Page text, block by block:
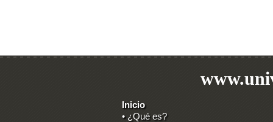
Inicio
• ¿Qué es?